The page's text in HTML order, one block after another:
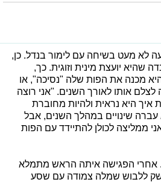
לא מעט בשיחה עם לימור בנדל. כן,
שהיא יועצת מינית וזוגית. כך,
מכנה את הפות שלה "נסיכה", או
אותו לאורך השנים. "אני רוצה
איך היא נראית ולהיות מחוברת
שינויים במהלך השנים, אבל
אני ממליצה לכולן להתיידד עם הפות
אחרי הפגישה איתה הראש מתמלא
ללבוש שמלה צמודה עם שסע